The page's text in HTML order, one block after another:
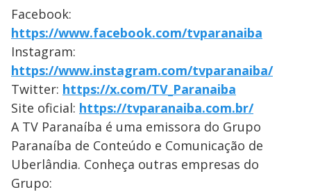
Facebook:
https://www.facebook.com/tvparanaiba
Instagram:
https://www.instagram.com/tvparanaiba/
Twitter: https://x.com/TV_Paranaiba
Site oficial: https://tvparanaiba.com.br/
A TV Paranaíba é uma emissora do Grupo
Paranaíba de Conteúdo e Comunicação de
Uberlândia. Conheça outras empresas do
Grupo: